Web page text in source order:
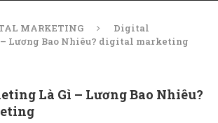
MARKETING
Digital
Lương Bao Nhiêu? digital marketing
Là Gì – Lương Bao Nhiêu?